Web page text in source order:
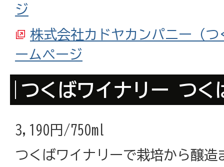
ジ
株式会社カドヤカンパニー（
ームページ
つくばワイナリー つく
3,190円/750ml
つくばワイナリーで栽培から醸造